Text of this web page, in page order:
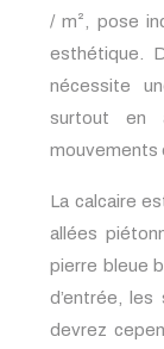
/ m², pose
esthétique.
nécessite
surtout en
mouvements
La calcaire
allées
pierre bleue
d’entrée,
devrez